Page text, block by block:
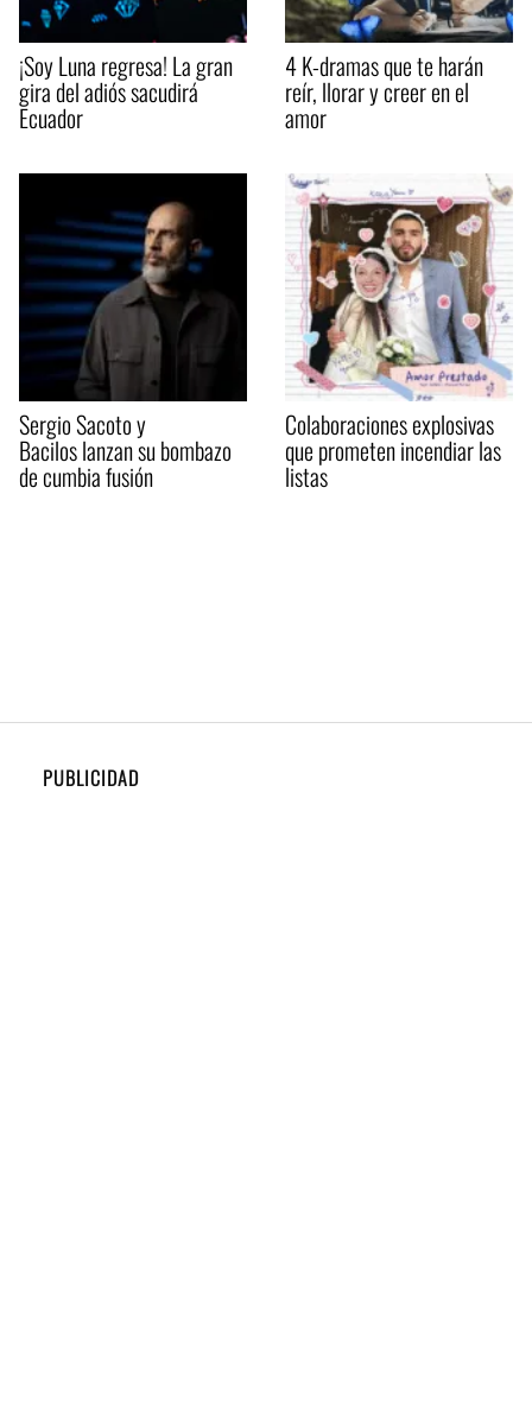
¡Soy Luna regresa! La gran
gira del adiós sacudirá
Ecuador
4 K-dramas que te harán
reír, llorar y creer en el
amor
Sergio Sacoto y
Bacilos lanzan su bombazo
de cumbia fusión
Colaboraciones explosivas
que prometen incendiar las
listas
PUBLICIDAD